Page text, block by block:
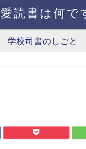
愛読書は何で
学校司書のしごと